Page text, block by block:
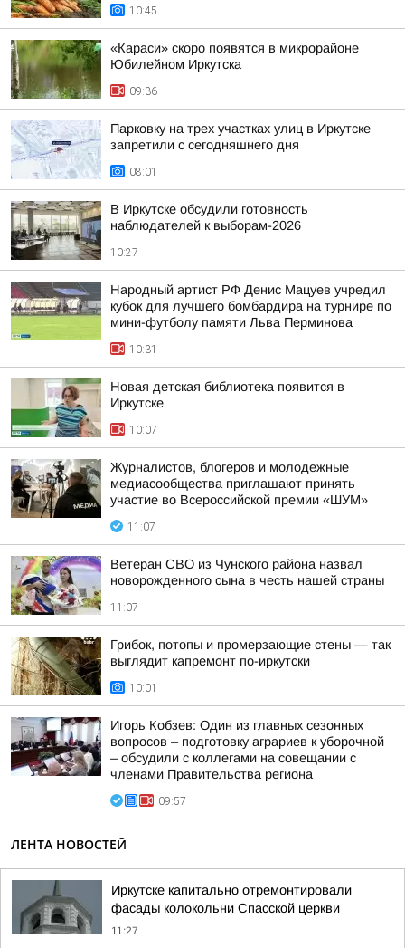
10:45
«Караси» скоро появятся в микрорайоне
Юбилейном Иркутска
09:36
Парковку на трех участках улиц в Иркутске
запретили с сегодняшнего дня
08:01
В Иркутске обсудили готовность
наблюдателей к выборам-2026
10:27
Народный артист РФ Денис Мацуев учредил
кубок для лучшего бомбардира на турнире по
мини-футболу памяти Льва Перминова
10:31
Новая детская библиотека появится в
Иркутске
10:07
Журналистов, блогеров и молодежные
медиасообщества приглашают принять
участие во Всероссийской премии «ШУМ»
11:07
Ветеран СВО из Чунского района назвал
новорожденного сына в честь нашей страны
11:07
Грибок, потопы и промерзающие стены — так
выглядит капремонт по-иркутски
10:01
Игорь Кобзев: Один из главных сезонных
вопросов – подготовку аграриев к уборочной
– обсудили с коллегами на совещании с
членами Правительства региона
09:57
ЛЕНТА НОВОСТЕЙ
Иркутске капитально отремонтировали
фасады колокольни Спасской церкви
11:27